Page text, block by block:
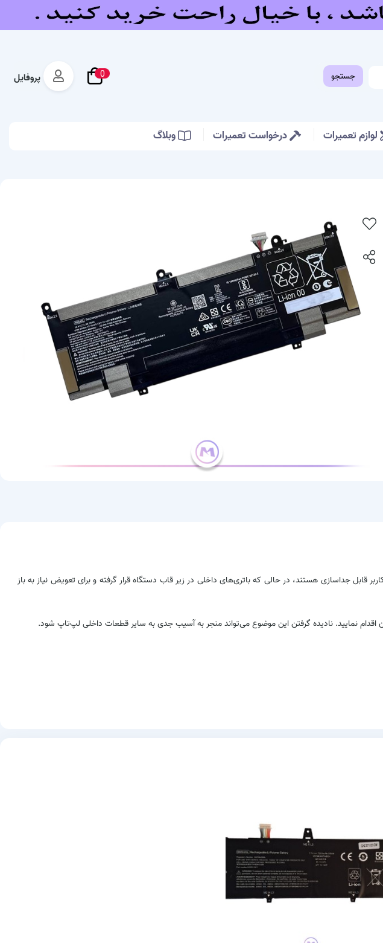
جستجو 0 پروفایل
لوازم تعمیرات درخواست تعمیرات وبلاگ
قابل جداسازی هستند، در حالی که باتری‌های داخلی در زیر قاب دستگاه قرار گرفته و برای تعویض نیاز به باز
نمایید. نادیده گرفتن این موضوع می‌تواند منجر به آسیب جدی به سایر قطعات داخلی لپ‌تاپ شود.